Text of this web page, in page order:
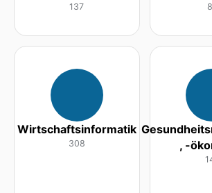
137
Wirtschaftsinformatik
308
, -